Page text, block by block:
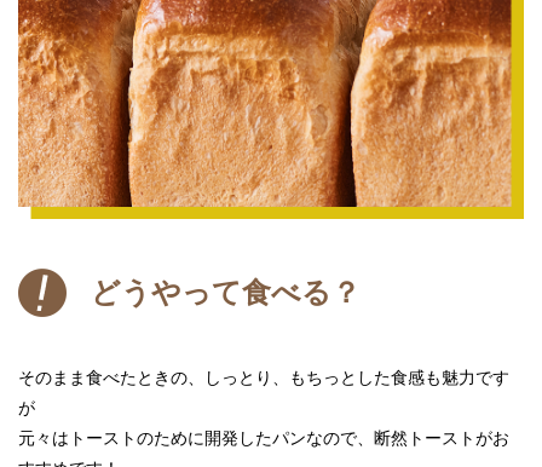
どうやって食べる？
そのまま食べたときの、しっとり、もちっとした食感も魅力です
が
元々はトーストのために開発したパンなので、断然トーストがお